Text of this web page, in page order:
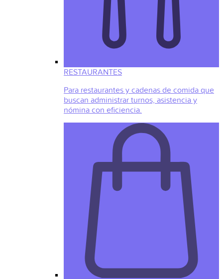
RESTAURANTES
Para restaurantes y cadenas de comida que
buscan administrar turnos, asistencia y
nómina con eficiencia.